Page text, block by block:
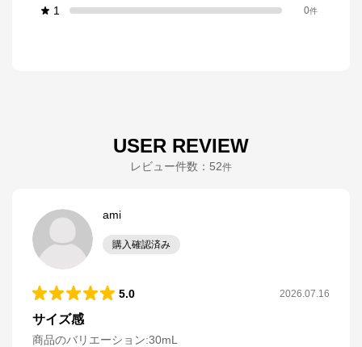
1 0件
USER REVIEW
レビュー件数： 52件
ami
購入確認済み
5.0 2026.07.16
サイズ感
商品のバリエーション:30mL